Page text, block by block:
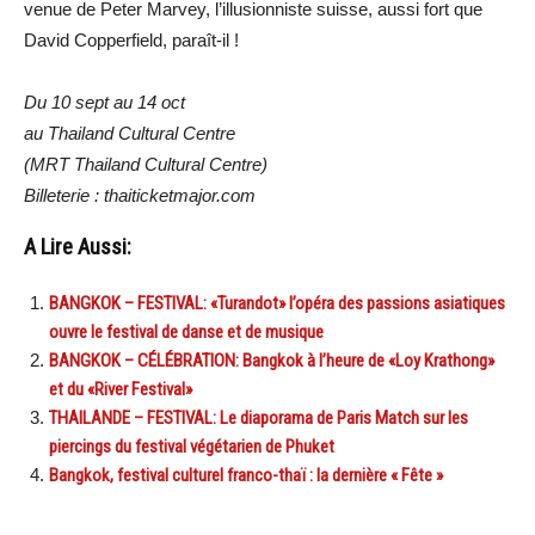
venue de Peter Marvey, l’illusionniste suisse, aussi fort que
David Copperfield, paraît-il !
Du 10 sept au 14 oct
au Thailand Cultural Centre
(MRT Thailand Cultural Centre)
Billeterie : thaiticketmajor.com
A Lire Aussi:
BANGKOK – FESTIVAL: «Turandot» l’opéra des passions asiatiques
ouvre le festival de danse et de musique
BANGKOK – CÉLÉBRATION: Bangkok à l’heure de «Loy Krathong»
et du «River Festival»
THAILANDE – FESTIVAL: Le diaporama de Paris Match sur les
piercings du festival végétarien de Phuket
Bangkok, festival culturel franco-thaï : la dernière « Fête »